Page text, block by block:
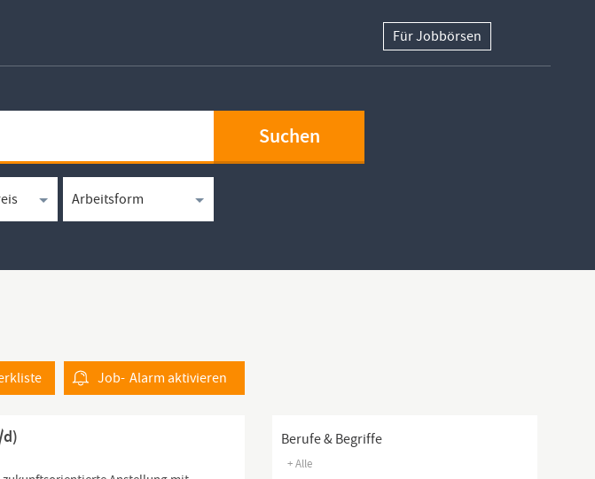
Für Jobbörsen
Berufe & Begriffe
+ Alle
Job- Alarmaktivieren